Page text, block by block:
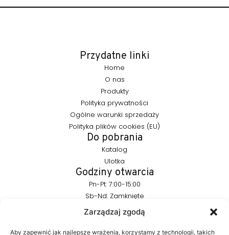
Zarządzaj zgodą
Aby zapewnić jak najlepsze wrażenia, korzystamy z technologii, takich
Przydatne linki
Home
O nas
Produkty
Polityka prywatności
Ogólne warunki sprzedaży
Polityka plików cookies (EU)
Do pobrania
Katalog
Ulotka
Godziny otwarcia
Pn-Pt: 7:00-15:00
Sb-Nd: Zamknięte
Pozostańmy w kontakcie
info@furnika.pl
+48 (77) 544 91 28